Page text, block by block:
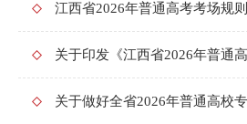
江西省2026年普通高考考场规则